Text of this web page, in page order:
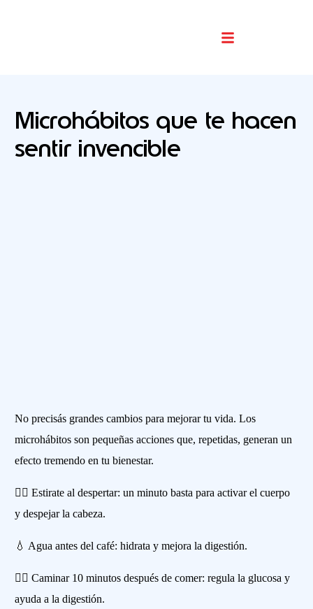
Microhábitos que te hacen
sentir invencible
No precisás grandes cambios para mejorar tu vida. Los
microhábitos son pequeñas acciones que, repetidas, generan un
efecto tremendo en tu bienestar.
🧘‍♀️ Estirate al despertar: un minuto basta para activar el cuerpo
y despejar la cabeza.
💧 Agua antes del café: hidrata y mejora la digestión.
🚶‍♂️ Caminar 10 minutos después de comer: regula la glucosa y
ayuda a la digestión.